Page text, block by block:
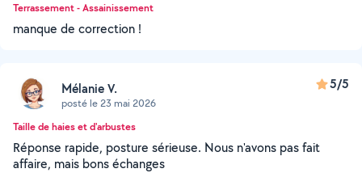
Terrassement - Assainissement
manque de correction !
Mélanie V.
posté le 23 mai 2026
5/5
Taille de haies et d'arbustes
Réponse rapide, posture sérieuse. Nous n'avons pas fait
affaire, mais bons échanges